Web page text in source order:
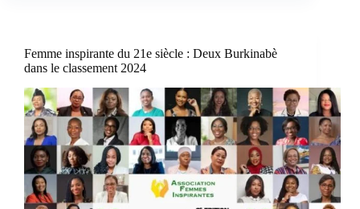
Femme inspirante du 21e siècle : Deux Burkinabè
dans le classement 2024